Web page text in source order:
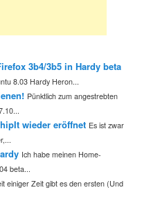
3b4/3b5 in Hardy beta
8.03 Hardy Heron...
Pünktlich zum angestrebten
wieder eröffnet Es ist zwar
Ich habe meinen Home-
beta...
einiger Zeit gibt es den ersten (Und